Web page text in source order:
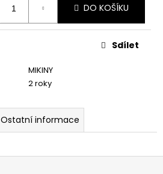
DO KOŠÍKU
MIKINY
2 roky
Sdílet
Ostatní informace